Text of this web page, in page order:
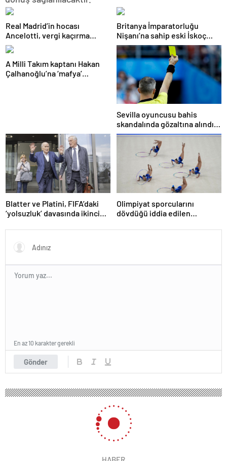
Real Madrid’in hocası
Ancelotti, vergi kaçırma
suçlamasıyla mahkemeye
çıkacak
Britanya İmparatorluğu
Nişanı’na sahip eski İskoç
kaptana aile içi şiddetten
kamu hizmeti cezası
A Milli Takım kaptanı Hakan
Çalhanoğlu’na ‘mafya’
Sevilla oyuncusu bahis
skandalında gözaltına alındı:
Son dakikalarda sarı kart
Blatter ve Platini, FIFA’daki
‘yolsuzluk’ davasında ikinci
Olimpiyat sporcularını
dövdüğü iddia edilen
men
Gönder
En az 10 karakter gerekli